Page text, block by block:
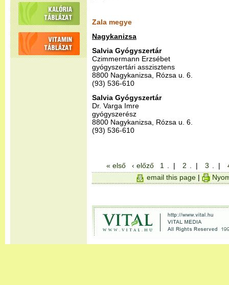
Zala megye
Nagykanizsa
Salvia Gyógyszertár
Czimmermann Erzsébet
gyógyszertári asszisztens
8800 Nagykanizsa, Rózsa u. 6.
(93) 536-610
Salvia Gyógyszertár
Dr. Varga Imre
gyógyszerész
8800 Nagykanizsa, Rózsa u. 6.
(93) 536-610
« első ‹ előző 1 . | 2 . | 3 . |
email this page |